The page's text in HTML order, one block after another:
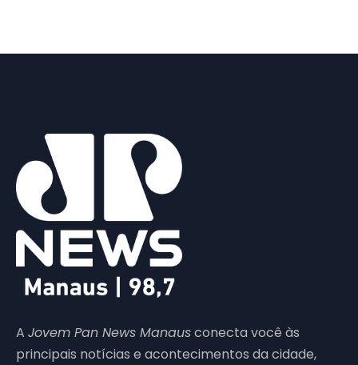
A Jovem Pan News Manausconecta você às
principais notícias e acontecimentos da cidade,